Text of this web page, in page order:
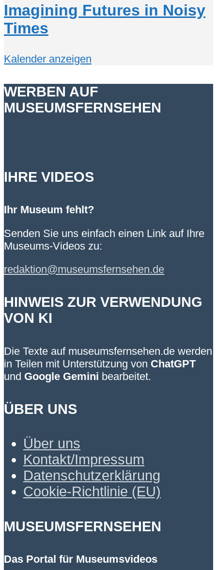
Imagining Futures in Noisy
Times
Kalender anzeigen
WERBEN AUF
MUSEUMSFERNSEHEN
IHRE VIDEOS
Ihr Museum fehlt?
Senden Sie uns einfach einen Link auf Ihre
Museums-Videos zu:
redaktion@museumsfernsehen.de
HINWEIS ZUR VERWENDUNG
VON KI
Die Texte auf museumsfernsehen.de werden
in Teilen mit Unterstützung von ChatGPT
und Google Gemini bearbeitet.
ÜBER UNS
Über uns
Kontakt/Impressum
Datenschutzerklärung
Cookie-Richtlinie (EU)
MUSEUMSFERNSEHEN
Das Portal für Museumsvideos